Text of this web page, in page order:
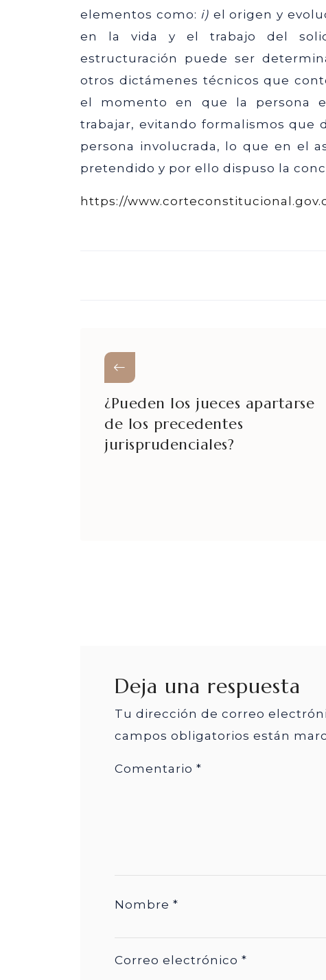
elementos como: i) el origen y
en la vida y el trabajo del
estructuración puede ser
otros dictámenes técnicos que
el momento en que la persona
trabajar, evitando formalismos que
persona involucrada, lo que en el
pretendido y por ello dispuso la
https://
¿Pueden los jueces apartarse
de los precedentes
jurisprudenciales?
Deja una respuesta
Tu dirección de correo
campos obligatorios están
Comentario *
Nombre *
Correo electrónico *